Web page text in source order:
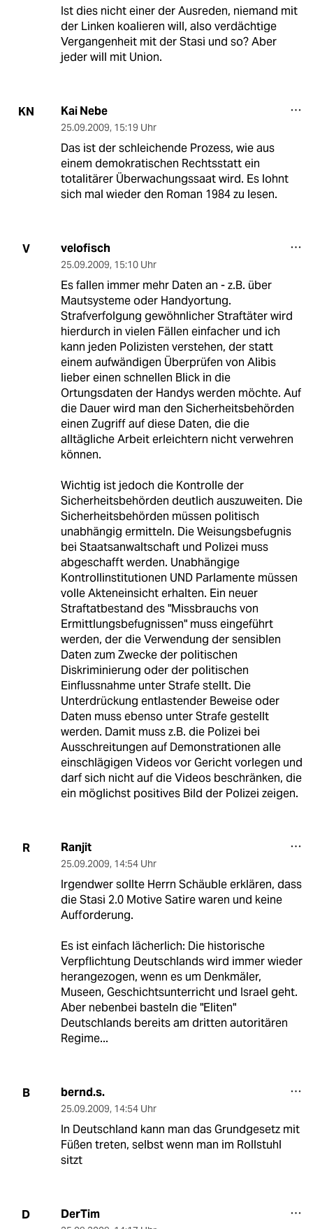
Ist dies nicht einer der Ausreden, niemand mit
der Linken koalieren will, also verdächtige
Vergangenheit mit der Stasi und so? Aber
jeder will mit Union.
KN Kai Nebe
25.09.2009, 15:19 Uhr
Das ist der schleichende Prozess, wie aus
einem demokratischen Rechtsstatt ein
totalitärer Überwachungssaat wird. Es lohnt
sich mal wieder den Roman 1984 zu lesen.
V velofisch
25.09.2009, 15:10 Uhr
Es fallen immer mehr Daten an - z.B. über
Mautsysteme oder Handyortung.
Strafverfolgung gewöhnlicher Straftäter wird
hierdurch in vielen Fällen einfacher und ich
kann jeden Polizisten verstehen, der statt
einem aufwändigen Überprüfen von Alibis
lieber einen schnellen Blick in die
Ortungsdaten der Handys werden möchte. Auf
die Dauer wird man den Sicherheitsbehörden
einen Zugriff auf diese Daten, die die
alltägliche Arbeit erleichtern nicht verwehren
können.
Wichtig ist jedoch die Kontrolle der
Sicherheitsbehörden deutlich auszuweiten. Die
Sicherheitsbehörden müssen politisch
unabhängig ermitteln. Die Weisungsbefugnis
bei Staatsanwaltschaft und Polizei muss
abgeschafft werden. Unabhängige
Kontrollinstitutionen UND Parlamente müssen
volle Akteneinsicht erhalten. Ein neuer
Straftatbestand des "Missbrauchs von
Ermittlungsbefugnissen" muss eingeführt
werden, der die Verwendung der sensiblen
Daten zum Zwecke der politischen
Diskriminierung oder der politischen
Einflussnahme unter Strafe stellt. Die
Unterdrückung entlastender Beweise oder
Daten muss ebenso unter Strafe gestellt
werden. Damit muss z.B. die Polizei bei
Ausschreitungen auf Demonstrationen alle
einschlägigen Videos vor Gericht vorlegen und
darf sich nicht auf die Videos beschränken, die
ein möglichst positives Bild der Polizei zeigen.
R Ranjit
25.09.2009, 14:54 Uhr
Irgendwer sollte Herrn Schäuble erklären, dass
die Stasi 2.0 Motive Satire waren und keine
Aufforderung.
Es ist einfach lächerlich: Die historische
Verpflichtung Deutschlands wird immer wieder
herangezogen, wenn es um Denkmäler,
Museen, Geschichtsunterricht und Israel geht.
Aber nebenbei basteln die "Eliten"
Deutschlands bereits am dritten autoritären
Regime...
B bernd.s.
25.09.2009, 14:54 Uhr
In Deutschland kann man das Grundgesetz mit
Füßen treten, selbst wenn man im Rollstuhl
sitzt
D DerTim